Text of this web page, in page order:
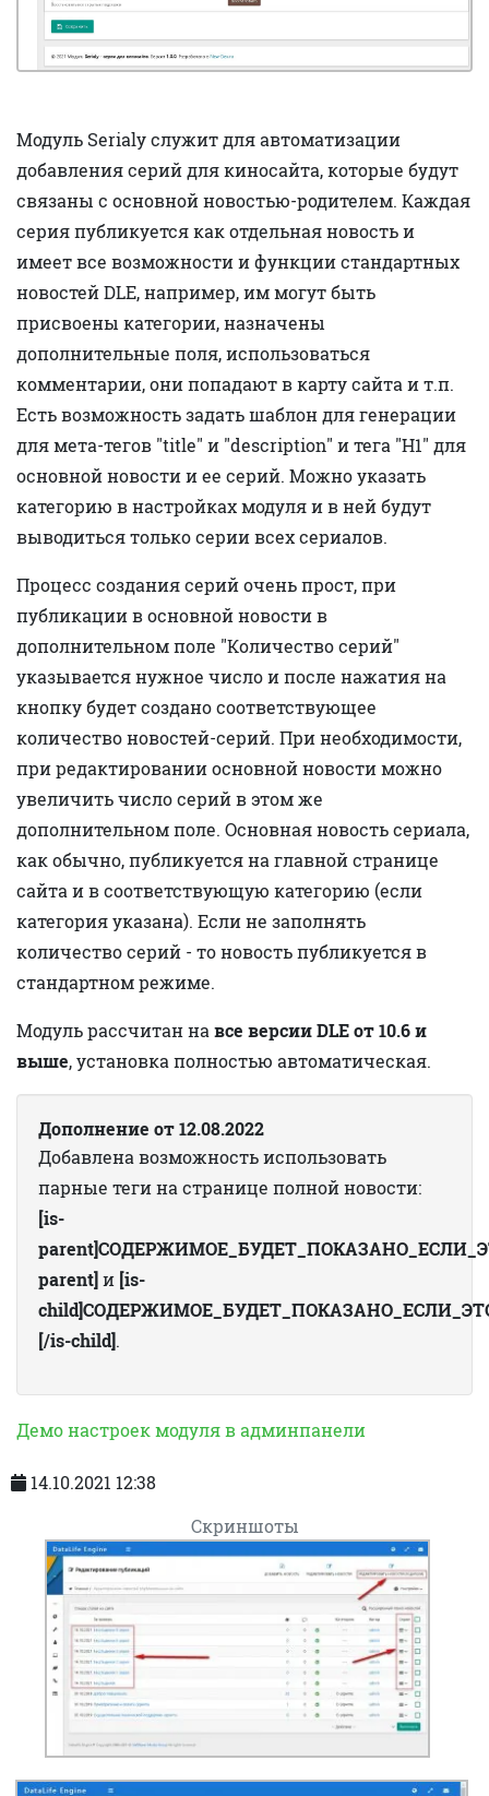
Модуль Serialy служит для автоматизации
добавления серий для киносайта, которые будут
связаны с основной новостью-родителем. Каждая
серия публикуется как отдельная новость и
имеет все возможности и функции стандартных
новостей DLE, например, им могут быть
присвоены категории, назначены
дополнительные поля, использоваться
комментарии, они попадают в карту сайта и т.п.
Есть возможность задать шаблон для генерации
для мета-тегов "title" и "description" и тега "H1" для
основной новости и ее серий. Можно указать
категорию в настройках модуля и в ней будут
выводиться только серии всех сериалов.
Процесс создания серий очень прост, при
публикации в основной новости в
дополнительном поле "Количество серий"
указывается нужное число и после нажатия на
кнопку будет создано соответствующее
количество новостей-серий. При необходимости,
при редактировании основной новости можно
увеличить число серий в этом же
дополнительном поле. Основная новость сериала,
как обычно, публикуется на главной странице
сайта и в соответствующую категорию (если
категория указана). Если не заполнять
количество серий - то новость публикуется в
стандартном режиме.
Модуль рассчитан на все версии DLE от 10.6 и
выше, установка полностью автоматическая.
Дополнение от 12.08.2022
Добавлена возможность использовать
парные теги на странице полной новости:
[is-
parent]и [is-
[/is-child].
Демо настроек модуля в админпанели
14.10.2021 12:38
Скриншоты